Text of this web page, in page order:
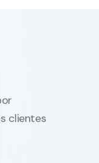
clientes